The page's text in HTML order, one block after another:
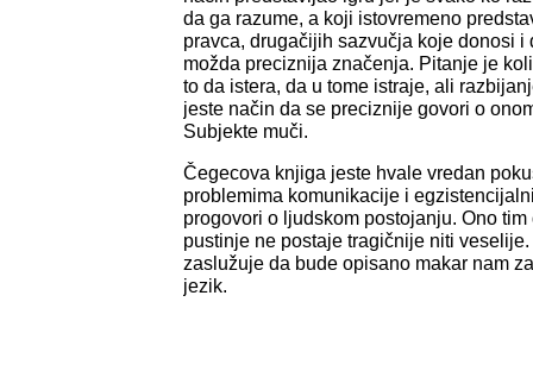
da ga razume, a koji istovremeno
pravca, drugačijih sazvučja koje donosi i
možda preciznija značenja. Pitanje je
to da istera, da u tome istraje, ali
jeste način da se preciznije govori o
Subjekte muči.
Čegecova knjiga jeste hvale vredan
problemima komunikacije i
progovori o ljudskom postojanju. Ono
pustinje ne postaje tragičnije niti
zaslužuje da bude opisano makar nam
jezik.